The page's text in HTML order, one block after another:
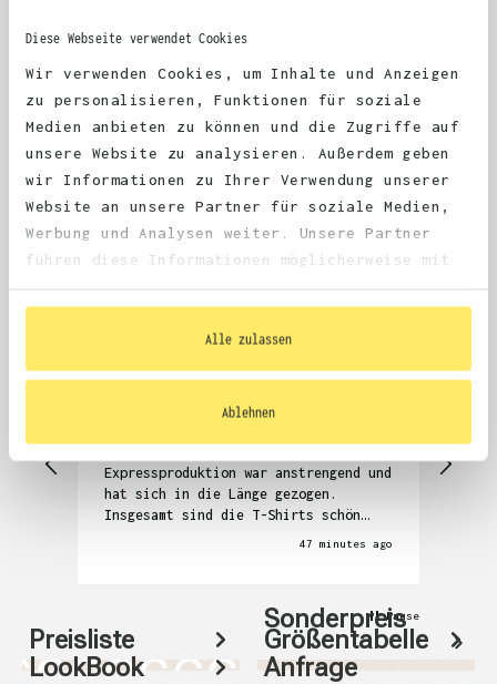
Diese Webseite verwendet Cookies
Wir verwenden Cookies, um Inhalte und Anzeigen
zu personalisieren, Funktionen für soziale
Medien anbieten zu können und die Zugriffe auf
unsere Website zu analysieren. Außerdem geben
wir Informationen zu Ihrer Verwendung unserer
Website an unsere Partner für soziale Medien,
Werbung und Analysen weiter. Unsere Partner
führen diese Informationen möglicherweise mit
bereitgestellt haben oder die sie im Rahmen
Ihrer Nutzung der Dienste gesammelt haben.
Alle zulassen
Ablehnen
KUNDEN FEEDBACK 🫶
Excellent
4.68 average
1,981reviews
Anonym
Verified Customer
Expressproduktion war anstrengend und
hat sich in die Länge gezogen.
Insgesamt sind die T-Shirts schön
geworden, aber auch relativ teuer.
47 minutes ago
Pause
Preisliste
Größentabelle
LookBook
Sonderpreis
Anfrage